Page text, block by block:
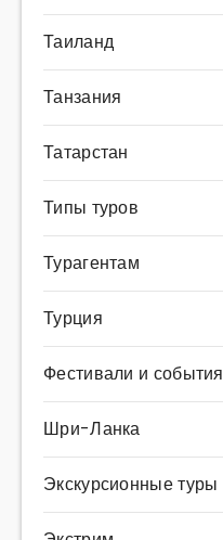
Таиланд
Танзания
Татарстан
Типы туров
Турагентам
Турция
Фестивали и события
Шри-Ланка
Экскурсионные туры